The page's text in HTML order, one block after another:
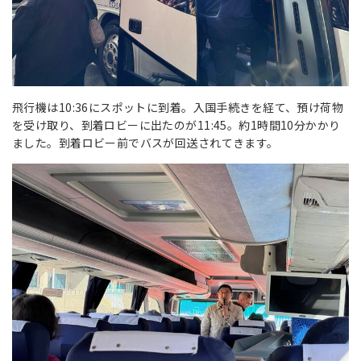
飛行機は10:36にスポットに到着。入国手続きを経て、預け荷物
を受け取り、到着ロビーに出たのが11:45。約1時間10分かかり
ました。到着ロビー前でバスが回送されてきます。